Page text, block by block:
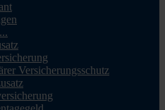
Versicherungsschutz